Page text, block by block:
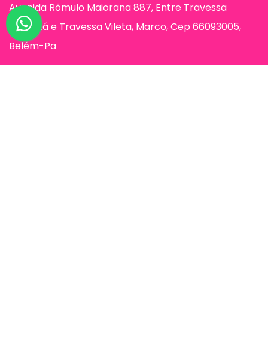
Avenida Rômulo Maiorana 887, Entre Travessa
Humaitá e Travessa Vileta, Marco, Cep 66093005,
Belém-Pa